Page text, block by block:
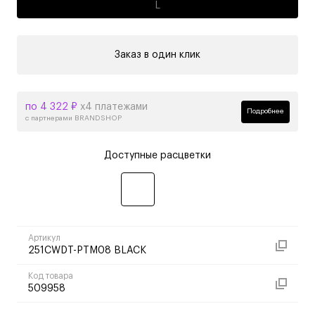
L
Заказ в один клик
по 4 322 ₽ х4 платежами
с партнерами BRANDSHOP
Подробнее
Доступные расцветки
Артикул
251CWDT-PTM08 BLACK
Код товара
509958